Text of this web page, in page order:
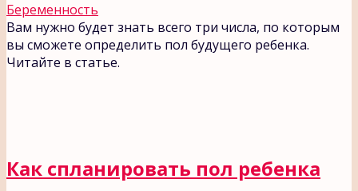
Беременность
Вам нужно будет знать всего три числа, по которым
вы сможете определить пол будущего ребенка.
Читайте в статье.
Как спланировать пол ребенка